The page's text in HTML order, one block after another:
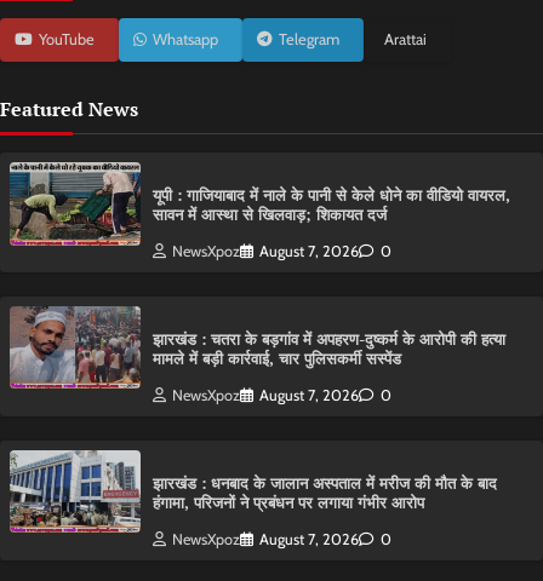
YouTube Whatsapp Telegram Arattai
Featured News
यूपी : गाजियाबाद में नाले के पानी से केले धोने का वीडियो वायरल,
सावन में आस्था से खिलवाड़; शिकायत दर्ज
NewsXpoz August 7, 2026 0
झारखंड : चतरा के बड़गांव में अपहरण-दुष्कर्म के आरोपी की हत्या
मामले में बड़ी कार्रवाई, चार पुलिसकर्मी सस्पेंड
NewsXpoz August 7, 2026 0
झारखंड : धनबाद के जालान अस्पताल में मरीज की मौत के बाद
हंगामा, परिजनों ने प्रबंधन पर लगाया गंभीर आरोप
NewsXpoz August 7, 2026 0